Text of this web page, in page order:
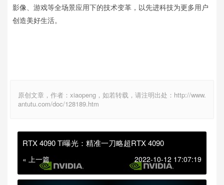
影像、游戏等全场景应用下的技术变革，以先进科技为更多用户
创造美好生活。
原创文章，作者：xiaopeng，如若转载，请注明出处：http://www.
antutu.com/doc/128189.htm
RTX 4090 Ti曝光：精准一刀略超RTX 4090
« 上一篇 2022-10-12 17:07:19